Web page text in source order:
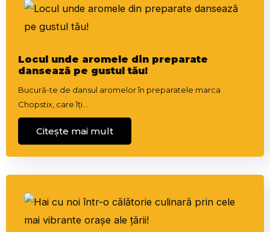
Locul unde aromele din preparate
dansează pe gustul tău!
Bucură-te de dansul aromelor în preparatele marca
Chopstix, care îți…
Citește mai mult